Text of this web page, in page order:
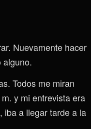
Nuevamente hacer
Todos me miran
y mi entrevista era
iba a llegar tarde a la